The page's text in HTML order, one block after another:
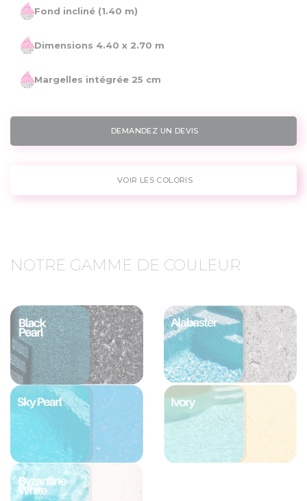
Fond incliné (1.40 m)
Dimensions 4.40 x 2.70 m
Margelles intégrée 25 cm
DEMANDEZ UN DEVIS
VOIR LES COLORIS
NOTRE GAMME DE COULEUR